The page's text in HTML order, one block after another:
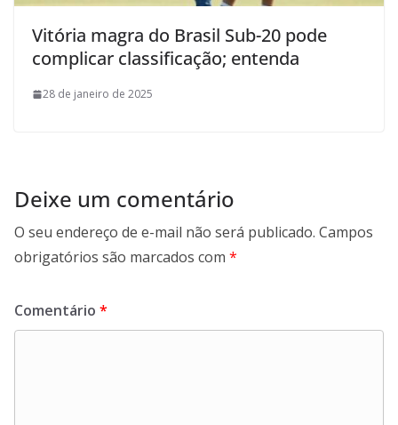
Vitória magra do Brasil Sub-20 pode
complicar classificação; entenda
28 de janeiro de 2025
Deixe um comentário
O seu endereço de e-mail não será publicado. Campos
obrigatórios são marcados com *
Comentário *